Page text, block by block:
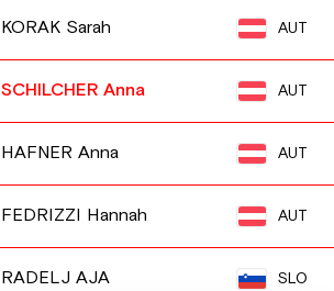
KORAK Sarah AUT
SCHILCHER Anna AUT
HAFNER Anna AUT
FEDRIZZI Hannah AUT
RADELJ AJA SLO